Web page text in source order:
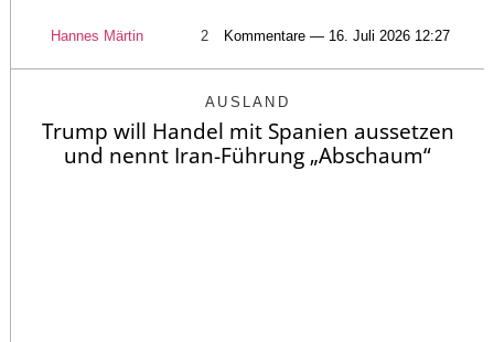
Hannes Märtin 2 Kommentare — 16. Juli 2026 12:27
AUSLAND
Trump will Handel mit Spanien aussetzen
und nennt Iran-Führung „Abschaum“